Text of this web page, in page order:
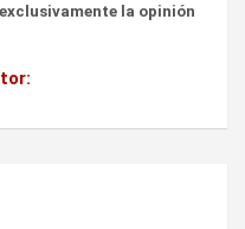
la opinión